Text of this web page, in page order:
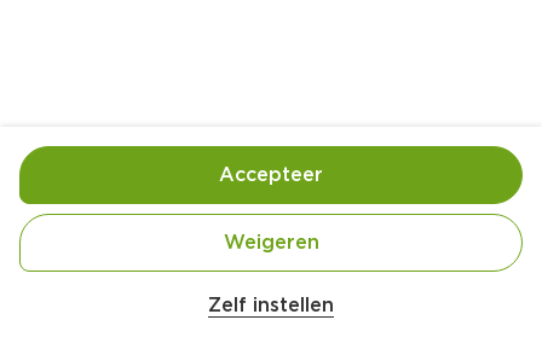
Ingrediënten Bereiding
Zelf instellen
Weigeren
Accepteer